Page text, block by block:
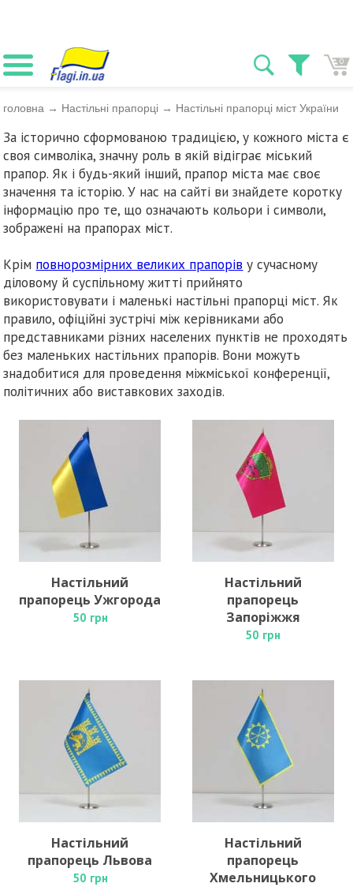
0
головна → Настільні прапорці → Настільні прапорці міст України
За історично сформованою традицією, у кожного міста є
своя символіка, значну роль в якій відіграє міський
прапор. Як і будь-який інший, прапор міста має своє
значення та історію. У нас на сайті ви знайдете коротку
інформацію про те, що означають кольори і символи,
зображені на прапорах міст.
Крім повнорозмірних великих прапорів у сучасному
діловому й суспільному житті прийнято
використовувати і маленькі настільні прапорці міст. Як
правило, офіційні зустрічі між керівниками або
представниками різних населених пунктів не проходять
без маленьких настільних прапорів. Вони можуть
знадобитися для проведення міжміської конференції,
політичних або виставкових заходів.
Настільний
прапорець Ужгорода
50 грн
Настільний
прапорець
Запоріжжя
50 грн
Настільний
прапорець Львова
50 грн
Настільний
прапорець
Хмельницького